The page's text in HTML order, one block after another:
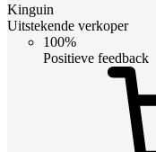
Kinguin
Uitstekende verkoper
100%
Positieve feedback